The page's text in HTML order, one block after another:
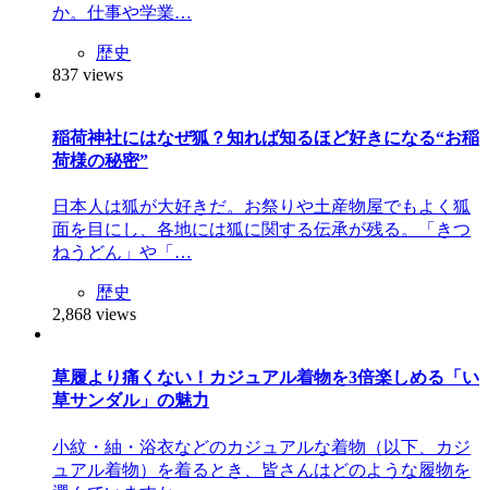
か。仕事や学業…
歴史
837 views
稲荷神社にはなぜ狐？知れば知るほど好きになる“お稲
荷様の秘密”
日本人は狐が大好きだ。お祭りや土産物屋でもよく狐
面を目にし、各地には狐に関する伝承が残る。「きつ
ねうどん」や「…
歴史
2,868 views
草履より痛くない！カジュアル着物を3倍楽しめる「い
草サンダル」の魅力
小紋・紬・浴衣などのカジュアルな着物（以下、カジ
ュアル着物）を着るとき、皆さんはどのような履物を